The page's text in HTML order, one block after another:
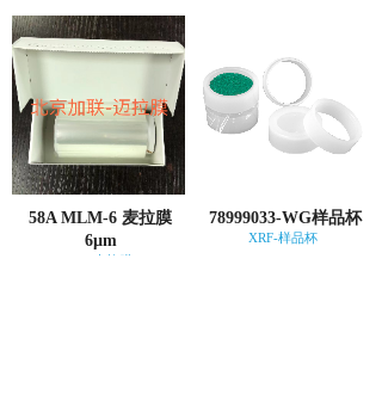
58A MLM-6 麦拉膜
6µm
XRF-表拉膜
78999033-WG样品杯
XRF-样品杯